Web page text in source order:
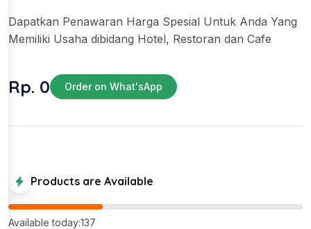
Dapatkan Penawaran Harga Spesial Untuk Anda Yang
Memiliki Usaha dibidang Hotel, Restoran dan Cafe
Rp. 0 Order on What'sApp
Products are Available
Available today:137